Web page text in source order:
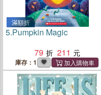
滿額折
5.Pumpkin Magic
79
211
庫存：1